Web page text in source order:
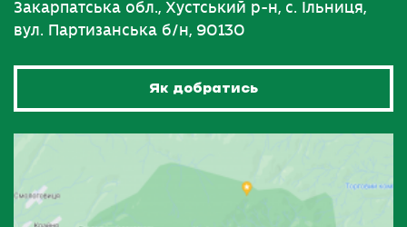
Закарпатська обл., Хустський р-н, с. Ільниця,
вул. Партизанська б/н, 90130
Як добратись